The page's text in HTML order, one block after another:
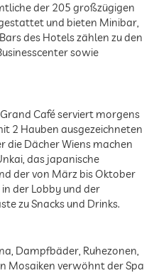
der 205 großzügigen
und bieten Minibar,
des Hotels zählen zu den
sowie
Café serviert morgens
2 Hauben ausgezeichneten
die Dächer Wiens machen
das japanische
der von März bis Oktober
der Lobby und der
zu Snacks und Drinks.
Dampfbäder, Ruhezonen,
Mosaiken verwöhnt der Spa